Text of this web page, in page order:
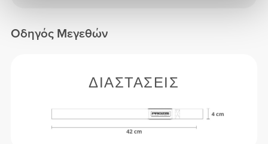
Οδηγός Μεγεθών
ΔΙΑΣΤΆΣΕΙΣ